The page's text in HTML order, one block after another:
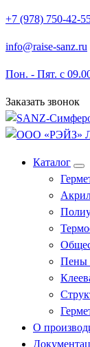
Перейти
содержимому
+7 (978) 750-42-
info@raise-sanz.ru
Пон. - Пят. с
Заказать звонок
Каталог
Пены
О